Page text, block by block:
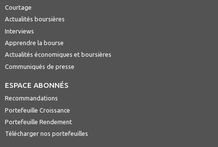
Courtage
Actualités boursières
Interviews
Apprendre la bourse
Actualités économiques et boursières
Communiqués de presse
ESPACE ABONNÉS
Recommandations
Portefeuille Croissance
Portefeuille Rendement
Télécharger nos portefeuilles